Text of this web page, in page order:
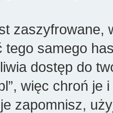
tego samego
dostęp do
więc chroń je
zapomnisz,